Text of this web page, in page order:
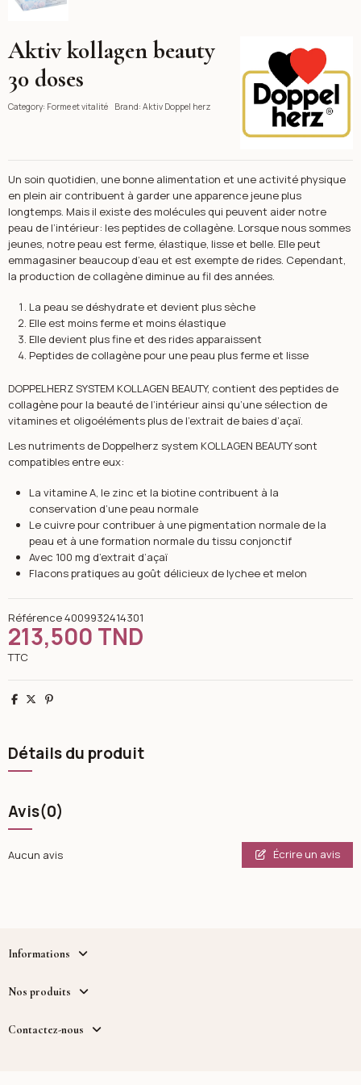
Aktiv kollagen beauty
30 doses
Category: Forme et vitalité Brand: Aktiv Doppel herz
Un soin quotidien, une bonne alimentation et une activité physique
en plein air contribuent à garder une apparence jeune plus
longtemps. Mais il existe des molécules qui peuvent aider notre
peau de l’intérieur: les peptides de collagène. Lorsque nous sommes
jeunes, notre peau est ferme, élastique, lisse et belle. Elle peut
emmagasiner beaucoup d’eau et est exempte de rides. Cependant,
la production de collagène diminue au fil des années.
La peau se déshydrate et devient plus sèche
Elle est moins ferme et moins élastique
Elle devient plus fine et des rides apparaissent
Peptides de collagène pour une peau plus ferme et lisse
DOPPELHERZ SYSTEM KOLLAGEN BEAUTY, contient des peptides de
collagène pour la beauté de l’intérieur ainsi qu’une sélection de
vitamines et oligoéléments plus de l’extrait de baies d’açaï.
Les nutriments de Doppelherz system KOLLAGEN BEAUTY sont
compatibles entre eux:
La vitamine A, le zinc et la biotine contribuent à la
conservation d’une peau normale
Le cuivre pour contribuer à une pigmentation normale de la
peau et à une formation normale du tissu conjonctif
Avec 100 mg d’extrait d’açaï
Flacons pratiques au goût délicieux de lychee et melon
Référence4009932414301
213,500 TND
TTC
Partager
TweetPinterest
Détails du produit
Avis(0)
Aucun avis Écrire un avis
Informations
Nos produits
Contactez-nous